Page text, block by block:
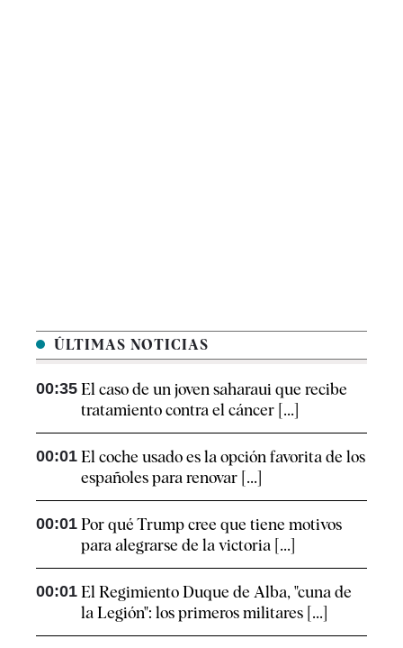
ÚLTIMAS NOTICIAS
00:35 El caso de un joven saharaui que recibe
tratamiento contra el cáncer [...]
00:01 El coche usado es la opción favorita de los
españoles para renovar [...]
00:01 Por qué Trump cree que tiene motivos
para alegrarse de la victoria [...]
00:01 El Regimiento Duque de Alba, "cuna de
la Legión": los primeros militares [...]